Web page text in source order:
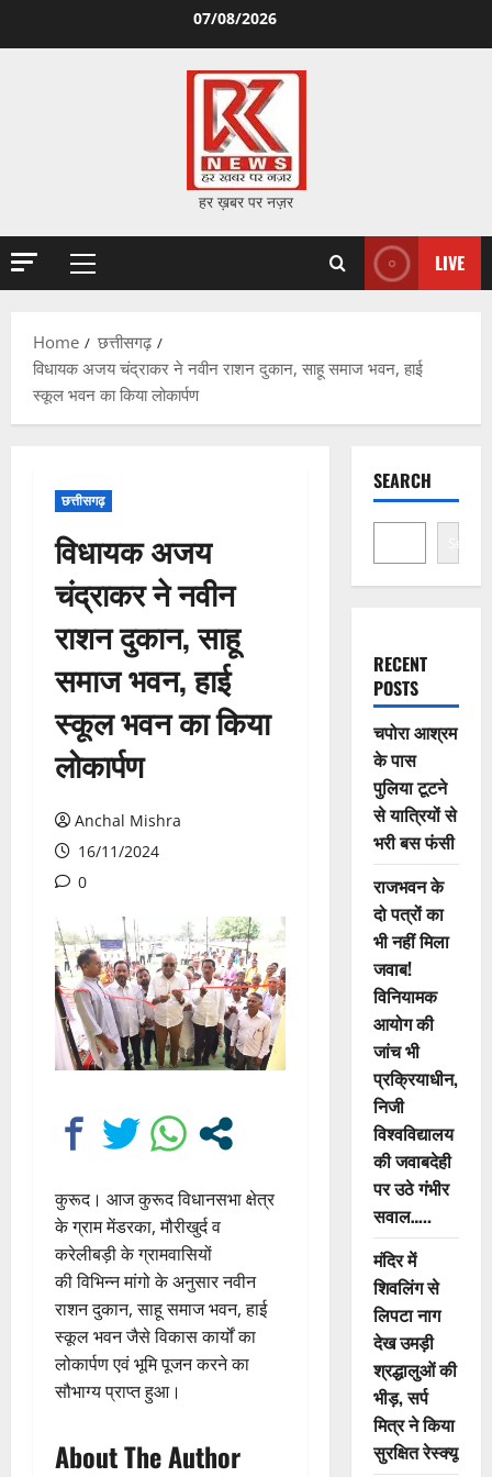
07/08/2026
हर ख़बर पर नज़र
Primary
LIVE
Home
छत्तीसगढ़
विधायक अजय चंद्राकर ने नवीन राशन दुकान, साहू समाज भवन, हाई
स्कूल भवन का किया लोकार्पण
छत्तीसगढ़
विधायक अजय
चंद्राकर ने नवीन
राशन दुकान, साहू
समाज भवन, हाई
स्कूल भवन का किया
लोकार्पण
Anchal Mishra
16/11/2024
0
कुरूद। आज कुरूद विधानसभा क्षेत्र
के ग्राम मेंडरका, मौरीखुर्द व
करेलीबड़ी के ग्रामवासियों
की विभिन्न मांगो के अनुसार नवीन
राशन दुकान, साहू समाज भवन, हाई
स्कूल भवन जैसे विकास कार्यों का
लोकार्पण एवं भूमि पूजन करने का
सौभाग्य प्राप्त हुआ।
About The Author
SEARCH
Search
RECENT
POSTS
चपोरा आश्रम
के पास
पुलिया टूटने
से यात्रियों से
भरी बस फंसी
राजभवन के
दो पत्रों का
भी नहीं मिला
जवाब!
विनियामक
आयोग की
जांच भी
प्रक्रियाधीन,
निजी
विश्वविद्यालय
की जवाबदेही
पर उठे गंभीर
सवाल…..
मंदिर में
शिवलिंग से
लिपटा नाग
देख उमड़ी
श्रद्धालुओं की
भीड़, सर्प
मित्र ने किया
सुरक्षित रेस्क्यू